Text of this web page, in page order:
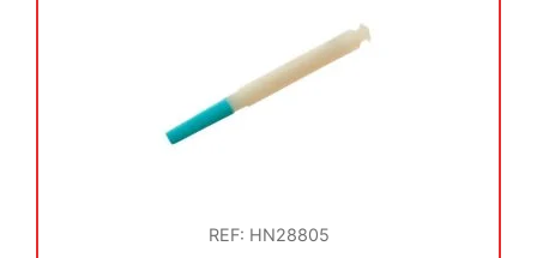
REF: HN28805